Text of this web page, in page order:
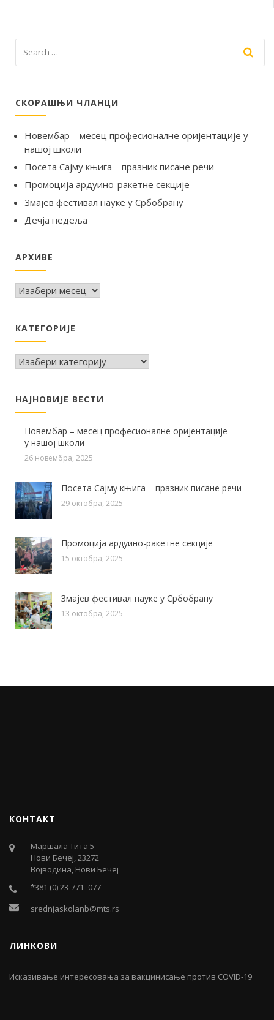
СКОРАШЊИ ЧЛАНЦИ
Новембар – месец професионалне оријентације у
нашој школи
Посета Сајму књига – празник писане речи
Промоција ардуино-ракетне секције
Змајев фестивал науке у Србобрану
Дечја недеља
АРХИВЕ
Архиве
КАТЕГОРИЈЕ
КАТЕГОРИЈЕ
НАЈНОВИЈЕ ВЕСТИ
Новембар – месец професионалне оријентације
у нашој школи
26 новембра, 2025
Посета Сајму књига – празник писане речи
29 октобра, 2025
Промоција ардуино-ракетне секције
15 октобра, 2025
Змајев фестивал науке у Србобрану
13 октобра, 2025
КОНТАКТ
Маршала Тита 5
Нови Бечеј, 23272
Војводина, Нови Бечеј
*381 (0) 23-771 -077
srednjaskolanb@mts.rs
ЛИНКОВИ
Исказивање интересовања за вакцинисање против COVID-19